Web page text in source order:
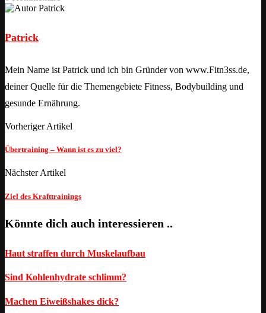
Patrick
Mein Name ist Patrick und ich bin Gründer von www.Fitn3ss.de,
deiner Quelle für die Themengebiete Fitness, Bodybuilding und
gesunde Ernährung.
Vorheriger Artikel
Übertraining – Wann ist es zu viel?
Nächster Artikel
Ziel des Krafttrainings
Könnte dich auch interessieren ..
Haut straffen durch Muskelaufbau
Sind Kohlenhydrate schlimm?
Machen Eiweißshakes dick?